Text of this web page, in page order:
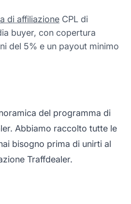
di affiliazione CPL di
buyer, con copertura
del 5% e un payout minimo
del programma di
Abbiamo raccolto tutte le
bisogno prima di unirti al
Traffdealer.